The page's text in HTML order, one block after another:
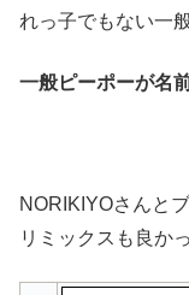
れっ子でもない一
一般ピーポーが名
NORIKIYOさんと
リミックスも良か